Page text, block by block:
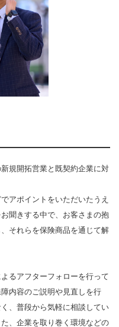
規開拓営業と既契約企業に対
アポイントをいただいたうえ
聞きする中で、お客さまの抱
それらを保険商品を通じて解
るアフターフォローを行って
内容のご説明や見直しを行
、普段から気軽に相談してい
、企業を取り巻く環境などの